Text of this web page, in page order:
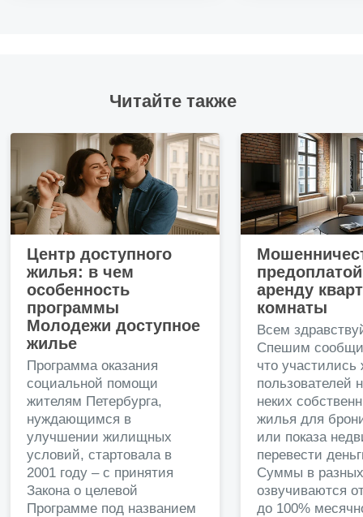
Читайте также
Центр доступного
жилья: в чем
особенность
программы
Молодежи доступное
жилье
Программа оказания
социальной помощи
жителям Петербурга,
нуждающимся в
улучшении жилищных
условий, стартовала в
2001 году – с принятия
Закона о целевой
Программе под названием
аренду
комнаты
Всем
Спешим
что
пользователей
неких
жилья для
или показа
перевести
Суммы в
озвучиваются
до 100%